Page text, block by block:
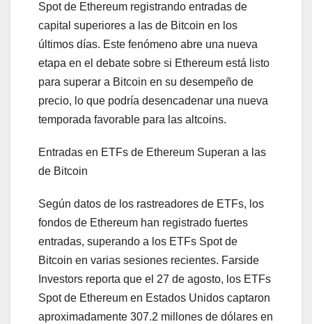
Spot de Ethereum registrando entradas de
capital superiores a las de Bitcoin en los
últimos días. Este fenómeno abre una nueva
etapa en el debate sobre si Ethereum está listo
para superar a Bitcoin en su desempeño de
precio, lo que podría desencadenar una nueva
temporada favorable para las altcoins.
Entradas en ETFs de Ethereum Superan a las
de Bitcoin
Según datos de los rastreadores de ETFs, los
fondos de Ethereum han registrado fuertes
entradas, superando a los ETFs Spot de
Bitcoin en varias sesiones recientes. Farside
Investors reporta que el 27 de agosto, los ETFs
Spot de Ethereum en Estados Unidos captaron
aproximadamente 307.2 millones de dólares en